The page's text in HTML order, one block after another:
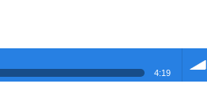
4:19